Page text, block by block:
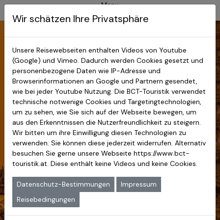
Menu
BCT-Touristik
Myanmar Reisen
Vormerkung
Sie können sich für unsere Reise in
den Folgejahren unverbindlich
vormerken lassen, wenn der
Reisepreis noch nicht feststeht.
Zur Vormerkung füllen Sie bitte
das nachstehende Online-
Formular aus.
das Internet senden möchten,
können Sie dieses Formular auch
ausfüllen, ausdrucken und per Post
Wir schätzen Ihre Privatsphäre
Unsere Reisewebseiten enthalten Videos von Youtube
(Google) und Vimeo. Dadurch werden Cookies gesetzt und
personenbezogene Daten wie IP-Adresse und
Browserinformationen an Google und Partnern gesendet,
wie bei jeder Youtube Nutzung. Die BCT-Touristik verwendet
technische notwenige Cookies und Targetingtechnologien,
um zu sehen, wie Sie sich auf der Webseite bewegen, um
aus den Erkenntnissen die Nutzerfreundlichkeit zu steigern.
Wir bitten um ihre Einwilligung diesen Technologien zu
verwenden. Sie können diese jederzeit widerrufen. Alternativ
besuchen Sie gerne unsere Webseite https://www.bct-
touristik.at. Diese enthält keine Videos und keine Cookies.
Datenschutz-Bestimmungen
Impressum
Reisebedingungen